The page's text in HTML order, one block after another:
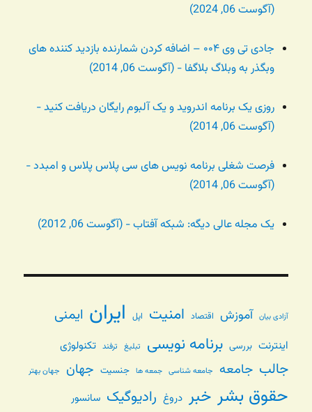
(آگوست 06, 2024)
جادی تی وی ۰۰۴ – اضافه کردن شمارنده بازدید کننده های
وبگذر به وبلاگ بلاگفا - (آگوست 06, 2014)
روزی یک برنامه اندروید و یک آلبوم رایگان دریافت کنید -
(آگوست 06, 2014)
فرصت شغلی برنامه نویس های سی پلاس پلاس و امبدد -
(آگوست 06, 2014)
یک مجله عالی دیگه: شبکه آفتاب - (آگوست 06, 2012)
آزادی بیان آموزش اقتصاد امنیت اپل ایران ایمنی
اینترنت بررسی برنامه نویسی تبلیغ ترفند تکنولوژی
جالب جامعه جامعه شناسی جمعه ها جنسیت جهان جهان بهتر
حقوق بشر خبر دروغ رادیوگیک سانسور